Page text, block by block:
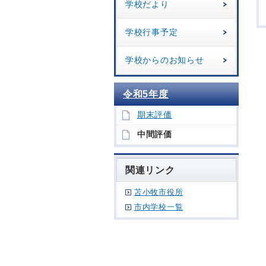
学校だより
学校行事予定
学校からのお知らせ
令和5年度
期末評価
中間評価
関連リンク
苫小牧市役所
市内学校一覧